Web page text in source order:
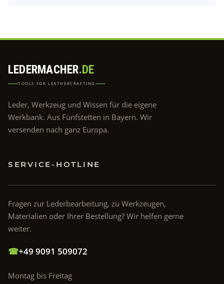
LEDERMACHER.DE
TOOLS FOR LEATHERCRAFTING
Leder, Werkzeug und Wissen für die eigene
Werkbank. Aus Fünfstetten in Bayern. Wir
versenden nach ganz Europa.
SERVICE-HOTLINE
Fragen zur Lederbearbeitung, zu Werkzeugen,
Materialien oder Ihrer Bestellung? Wir helfen gerne
weiter.
☎+49 9091 509072
Montag bis Freitag